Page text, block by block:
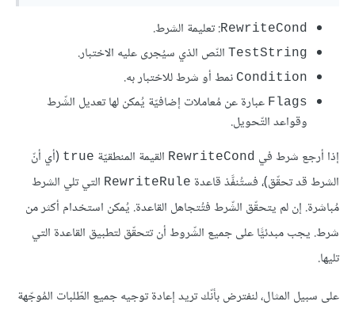
RewriteCond: تعليمة الشرط.
TestString النّص الذي سيُجرى عليه الاختبار.
Condition نمط أو شرط للاختبار به.
Flags عبارة عن مُعاملات إضافيّة يُمكن لها تعديل الشّرط
وقواعد التّحويل.
إذا أرجع شرط في RewriteCond القيمة المنطقيّة true (أي أنّ
الشرط قد تحقّق)، فستُنفَّذ قاعدة RewriteRule التي تلي الشرط
مُباشرة. إن لم يتحقّق الشّرط فتُتجاهل القاعدة. يُمكن استخدام أكثر من
شرط. يجب مبدئيًّا على جميع الشّروط أن تتحقّق لتطبيق القاعدة التي
تليها.
على سبيل المثال، لنفترض بأنّك تريد إعادة توجيه جميع الطّلبات المُوجّهة